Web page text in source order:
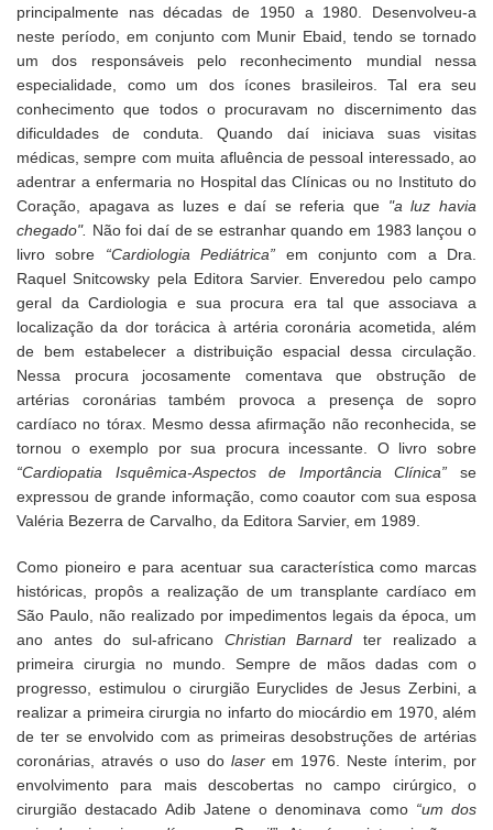
principalmente nas décadas de 1950 a 1980. Desenvolveu-a
neste período, em conjunto com Munir Ebaid, tendo se tornado
um dos responsáveis pelo reconhecimento mundial nessa
especialidade, como um dos ícones brasileiros. Tal era seu
conhecimento que todos o procuravam no discernimento das
dificuldades de conduta. Quando daí iniciava suas visitas
médicas, sempre com muita afluência de pessoal interessado, ao
adentrar a enfermaria no Hospital das Clínicas ou no Instituto do
Coração, apagava as luzes e daí se referia que "a luz havia
chegado". Não foi daí de se estranhar quando em 1983 lançou o
livro sobre “Cardiologia Pediátrica” em conjunto com a Dra.
Raquel Snitcowsky pela Editora Sarvier. Enveredou pelo campo
geral da Cardiologia e sua procura era tal que associava a
localização da dor torácica à artéria coronária acometida, além
de bem estabelecer a distribuição espacial dessa circulação.
Nessa procura jocosamente comentava que obstrução de
artérias coronárias também provoca a presença de sopro
cardíaco no tórax. Mesmo dessa afirmação não reconhecida, se
tornou o exemplo por sua procura incessante. O livro sobre
“Cardiopatia Isquêmica-Aspectos de Importância Clínica” se
expressou de grande informação, como coautor com sua esposa
Valéria Bezerra de Carvalho, da Editora Sarvier, em 1989.
Como pioneiro e para acentuar sua característica como marcas
históricas, propôs a realização de um transplante cardíaco em
São Paulo, não realizado por impedimentos legais da época, um
ano antes do sul-africano Christian Barnard ter realizado a
primeira cirurgia no mundo. Sempre de mãos dadas com o
progresso, estimulou o cirurgião Euryclides de Jesus Zerbini, a
realizar a primeira cirurgia no infarto do miocárdio em 1970, além
de ter se envolvido com as primeiras desobstruções de artérias
coronárias, através o uso do laser em 1976. Neste ínterim, por
envolvimento para mais descobertas no campo cirúrgico, o
cirurgião destacado Adib Jatene o denominava como “um dos